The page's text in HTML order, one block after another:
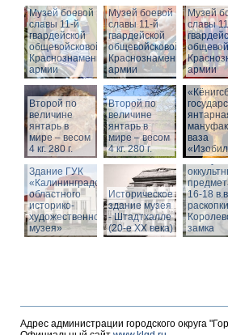
Музей боевой
славы 11-й
гвардейской
общевойсковой
Краснознаменной
армии
Музей боевой
славы 11-й
гвардейской
общевойсковой
Краснознаменной
армии
Музей
славы
армии
Второй по
величине
янтарь в
мире – весом
4 кг. 280 г.
Второй по
величине
янтарь в
мире – весом
4 кг. 280 г.
ваза
Здание ГУК
«Калининградского
областного
историко-
художественного
музея»
Историческое
здание музея
- Штадтхалле
(20-е XX века)
16-18
раскопки
замка
Адрес администрации городского округа